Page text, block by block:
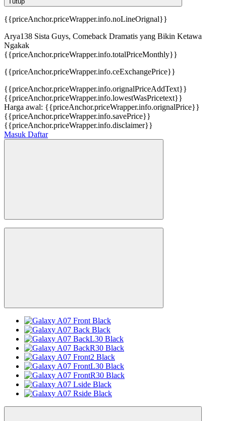
{{priceAnchor.priceWrapper.info.noLineOrignal}}
Arya138 Sista Guys, Comeback Dramatis yang Bikin Ketawa
Ngakak
{{priceAnchor.priceWrapper.info.totalPriceMonthly}}
{{priceAnchor.priceWrapper.info.ceExchangePrice}}
{{priceAnchor.priceWrapper.info.orignalPriceAddText}}
{{priceAnchor.priceWrapper.info.lowestWasPricetext}}
Harga awal: {{priceAnchor.priceWrapper.info.orignalPrice}}
{{priceAnchor.priceWrapper.info.savePrice}}
{{priceAnchor.priceWrapper.info.disclaimer}}
Masuk Daftar